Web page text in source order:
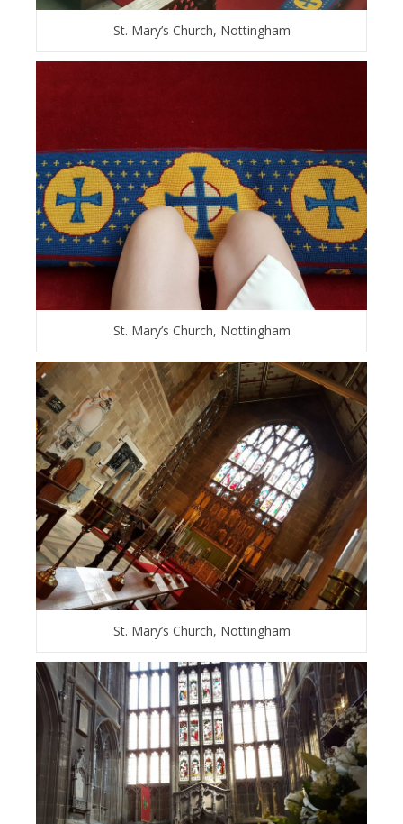
St. Mary’s Church, Nottingham
St. Mary’s Church, Nottingham
St. Mary’s Church, Nottingham